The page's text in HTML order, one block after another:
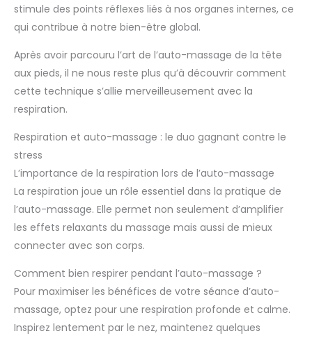
stimule des points réflexes liés à nos organes internes, ce
qui contribue à notre bien-être global.
Après avoir parcouru l’art de l’auto-massage de la tête
aux pieds, il ne nous reste plus qu’à découvrir comment
cette technique s’allie merveilleusement avec la
respiration.
Respiration et auto-massage : le duo gagnant contre le
stress
L’importance de la respiration lors de l’auto-massage
La respiration joue un rôle essentiel dans la pratique de
l’auto-massage. Elle permet non seulement d’amplifier
les effets relaxants du massage mais aussi de mieux
connecter avec son corps.
Comment bien respirer pendant l’auto-massage ?
Pour maximiser les bénéfices de votre séance d’auto-
massage, optez pour une respiration profonde et calme.
Inspirez lentement par le nez, maintenez quelques